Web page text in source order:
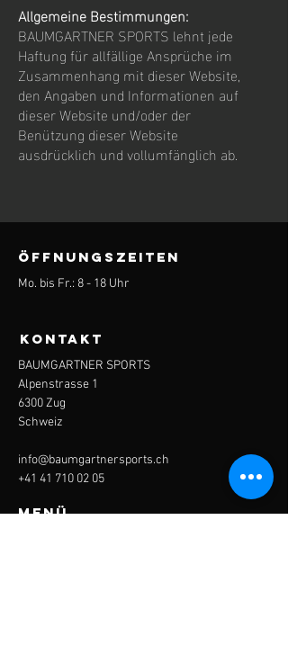
Allgemeine Bestimmungen:
BAUMGARTNER SPORTS lehnt jede
Haftung für allfällige Ansprüche im
Zusammenhang mit dieser Website,
den Angaben und Informationen auf
dieser Website und/oder der
Benützung dieser Website
ausdrücklich und vollumfänglich ab.
ÖFFNUNGSZEITEN
Mo. bis Fr.: 8 - 18 Uhr
KONTAKT
BAUMGARTNER SPORTS
Alpenstrasse 1
6300 Zug
Schweiz
info@baumgartnersports.ch
+41 41 710 02 05
Menü